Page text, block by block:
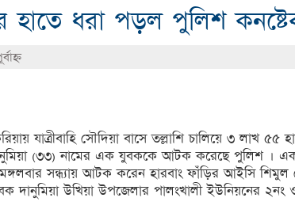
হাতে ধরা পড়ল পুলিশ
যাত্রীবাহি সৌদিয়া বাসে তল্লাশি চালিয়ে ৩ লাখ ৫৫
(৩৩) নামের এক যুবককে আটক করেছে পুলিশ ।
মঙ্গলবার সন্ধ্যায় আটক করেন হারবাং ফাঁড়ির আইসি
উখিয়া উপজেলার পালংখালী ইউনিয়নের ২নং